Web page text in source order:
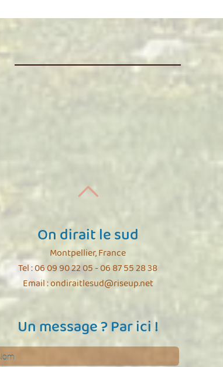
On dirait le sud
Montpellier, France
Tel : 06 09 90 22 05 - 06 87 55 28 38
Email :ondiraitlesud@riseup.net
Un message ? Par ici !